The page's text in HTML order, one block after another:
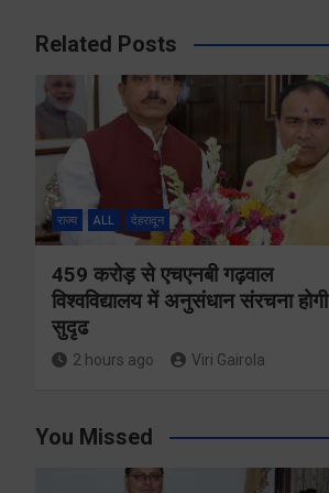
Related Posts
राज्य ALL देहरादून
459 करोड़ से एचएनबी गढ़वाल
विश्वविद्यालय में अनुसंधान संरचना होगी
सुदृढ
2 hours ago Viri Gairola
You Missed